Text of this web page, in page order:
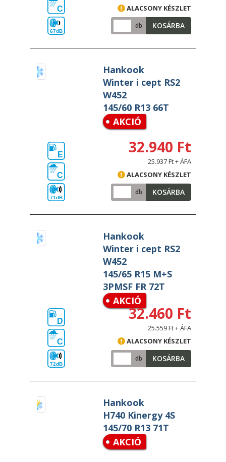
C
67dB
ALACSONY KÉSZLET
db KOSÁRBA
Hankook
Winter i cept RS2
W452
145/60 R13 66T
AKCIÓ
E
C
71dB
32.940 Ft
25.937 Ft + ÁFA
ALACSONY KÉSZLET
db KOSÁRBA
Hankook
Winter i cept RS2
W452
145/65 R15 M+S
3PMSF FR 72T
AKCIÓ
D
C
72dB
32.460 Ft
25.559 Ft + ÁFA
ALACSONY KÉSZLET
db KOSÁRBA
Hankook
H740 Kinergy 4S
145/70 R13 71T
AKCIÓ